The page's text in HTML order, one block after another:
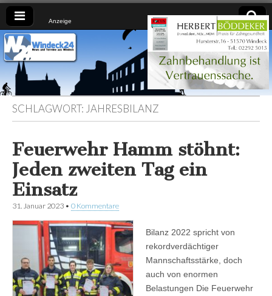
Anzeige
Windeck24
Nachrichten
aus dem
Ländchen
für das
Ländchen
SCHLAGWORT: JAHRESBILANZ
Feuerwehr Hamm stöhnt:
Jeden zweiten Tag ein
Einsatz
31. Januar 2023 • 0 Kommentare
Bilanz 2022 spricht von
rekordverdächtiger
Mannschaftsstärke, doch
auch von enormen
Belastungen Die Feuerwehr